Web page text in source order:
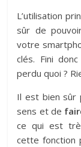
L’utilisation
sûr de
votre
clés. Fini
perdu quoi ?
Il est bien sûr
sens et de
ce qui est
cette fonction